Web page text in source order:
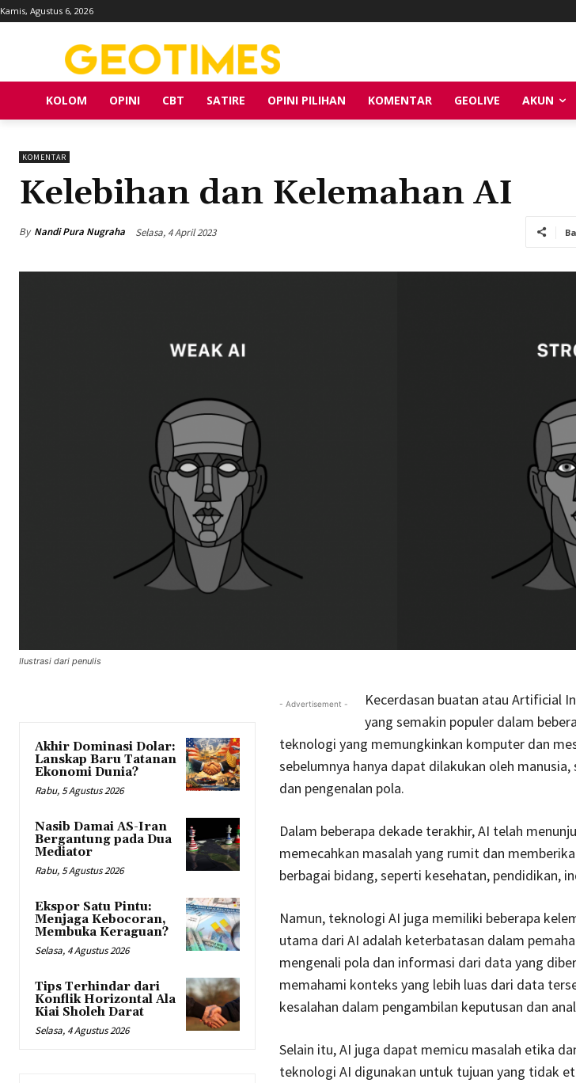
Kamis, Agustus 6, 2026
KOLOM OPINI CBT SATIRE OPINI PILIHAN KOMENTAR GEOLIVE AKUN
KOMENTAR
Kelebihan dan Kelemahan AI
By Nandi Pura Nugraha Selasa, 4 April 2023
Ilustrasi dari penulis
Akhir Dominasi Dolar:
Lanskap Baru Tatanan
Ekonomi Dunia?
Rabu, 5 Agustus 2026
Nasib Damai AS-Iran
Bergantung pada Dua
Mediator
Rabu, 5 Agustus 2026
Ekspor Satu Pintu:
Menjaga Kebocoran,
Membuka Keraguan?
Selasa, 4 Agustus 2026
Tips Terhindar dari
Konflik Horizontal Ala
Kiai Sholeh Darat
Selasa, 4 Agustus 2026
- Advertisement -
Kecerdasan buatan atau Artificial
yang semakin populer dalam
teknologi yang memungkinkan komputer dan
sebelumnya hanya dapat dilakukan oleh
dan pengenalan pola.
Dalam beberapa dekade terakhir, AI telah
memecahkan masalah yang rumit dan
berbagai bidang, seperti kesehatan, pendidikan,
Namun, teknologi AI juga memiliki beberapa
utama dari AI adalah keterbatasan dalam
mengenali pola dan informasi dari data yang
memahami konteks yang lebih luas dari data
kesalahan dalam pengambilan keputusan dan
Selain itu, AI juga dapat memicu masalah etika
teknologi AI digunakan untuk tujuan yang tidak